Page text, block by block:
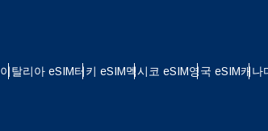
이탈리아 eSIM터키 eSIM멕시코 eSIM영국 eSIM캐나
English